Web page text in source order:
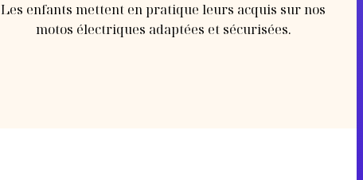
Les enfants mettent en pratique leurs acquis sur nos
motos électriques adaptées et sécurisées.